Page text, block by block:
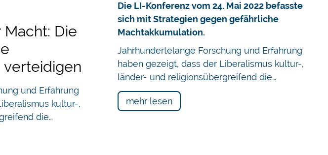
Die
verteidigen
und Erfahrung
kultur-,
die…
Die LI-Konferenz vom 24. Mai 2022 befasste
sich mit Strategien gegen gefährliche
Machtakkumulation.
Jahrhundertelange Forschung und Erfahrung
haben gezeigt, dass der Liberalismus kultur-,
länder- und religionsübergreifend die…
mehr lesen